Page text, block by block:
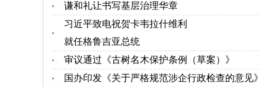
谦和礼让书写基层治理华章
习近平致电祝贺卡韦拉什维利
就任格鲁吉亚总统
审议通过《古树名木保护条例（草案）》
国办印发《关于严格规范涉企行政检查的意见》